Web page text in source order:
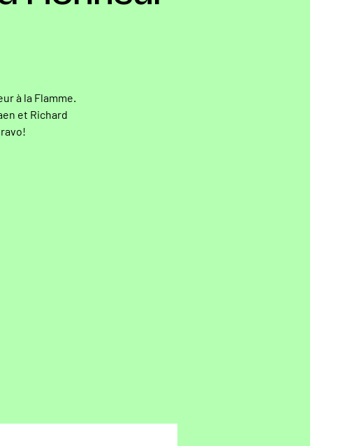
à la Flamme.
et Richard